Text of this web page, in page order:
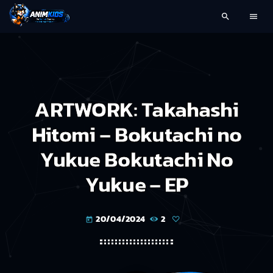
search menu
ARTWORK: Takahashi
Hitomi – Bokutachi no
Yukue Bokutachi No
Yukue – EP
today 20/04/2024 2